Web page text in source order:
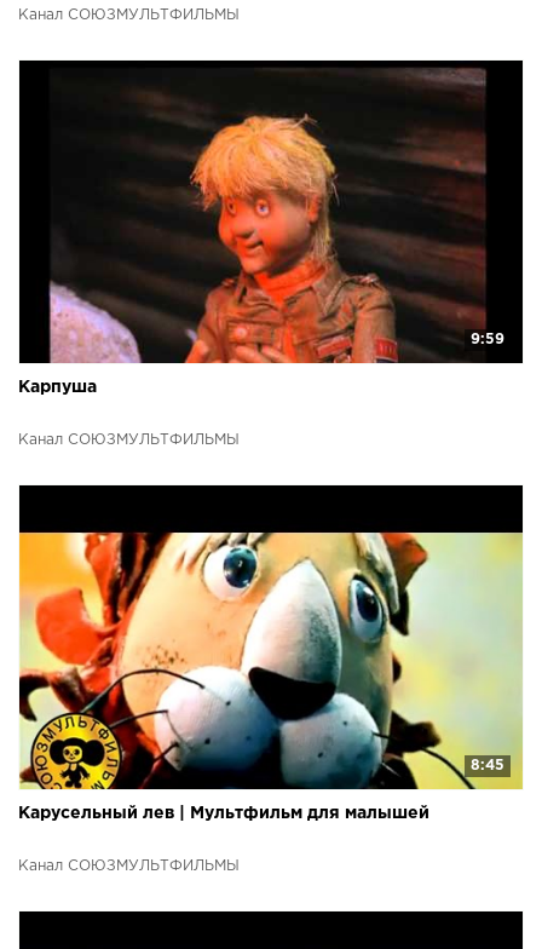
Канал СОЮЗМУЛЬТФИЛЬМЫ
9:59
Карпуша
Канал СОЮЗМУЛЬТФИЛЬМЫ
8:45
Карусельный лев | Мультфильм для малышей
Канал СОЮЗМУЛЬТФИЛЬМЫ